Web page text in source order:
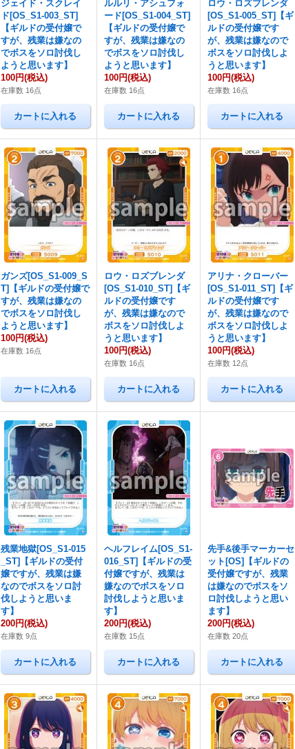
ジェイド・スクレイ
ド[OS_S1-003_ST]
【ギルドの受付嬢で
すが、残業は嫌なの
でボスをソロ討伐し
ようと思います】
100円(税込)
在庫数 16点
ルルリ・アシュフォ
ード[OS_S1-004_ST]
【ギルドの受付嬢で
すが、残業は嫌なの
でボスをソロ討伐し
ようと思います】
100円(税込)
在庫数 16点
ロウ・ロズブレンダ
[OS_S1-005_ST]【ギ
ルドの受付嬢です
が、残業は嫌なので
ボスをソロ討伐しよ
うと思います】
100円(税込)
在庫数 16点
ガンズ[OS_S1-009_S
T]【ギルドの受付嬢で
すが、残業は嫌なの
でボスをソロ討伐し
ようと思います】
100円(税込)
在庫数 16点
ロウ・ロズブレンダ
[OS_S1-010_ST]【ギ
ルドの受付嬢です
が、残業は嫌なので
ボスをソロ討伐しよ
うと思います】
100円(税込)
在庫数 16点
アリナ・クローバー
[OS_S1-011_ST]【ギ
ルドの受付嬢です
が、残業は嫌なので
ボスをソロ討伐しよ
うと思います】
100円(税込)
在庫数 12点
残業地獄[OS_S1-015
_ST]【ギルドの受付
嬢ですが、残業は嫌
なのでボスをソロ討
伐しようと思いま
す】
200円(税込)
在庫数 9点
ヘルフレイム[OS_S1-
016_ST]【ギルドの受
付嬢ですが、残業は
嫌なのでボスをソロ
討伐しようと思いま
す】
200円(税込)
在庫数 15点
先手&後手マーカーセ
ット[OS]【ギルドの
受付嬢ですが、残業
は嫌なのでボスをソ
ロ討伐しようと思い
ます】
200円(税込)
在庫数 20点